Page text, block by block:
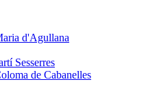
d'Agullana
Sesserres
de Cabanelles